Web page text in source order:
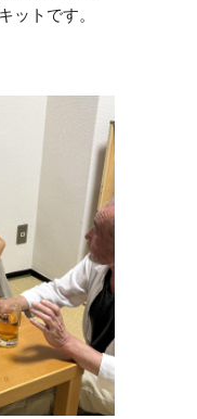
ットです。